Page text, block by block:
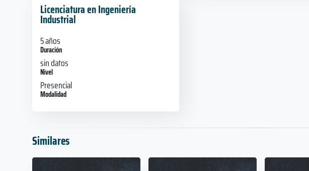
Licenciatura en Ingeniería
Industrial
5 años
Duración
sin datos
Nivel
Presencial
Modalidad
Similares